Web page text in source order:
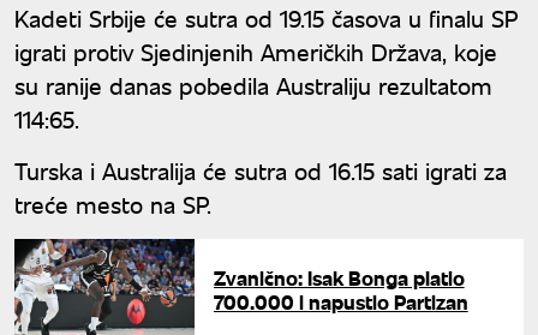
Kadeti Srbije će sutra od 19.15 časova u finalu SP
igrati protiv Sjedinjenih Američkih Država, koje
su ranije danas pobedila Australiju rezultatom
114:65.
Turska i Australija će sutra od 16.15 sati igrati za
treće mesto na SP.
Zvanično: Isak Bonga platio
700.000 i napustio Partizan